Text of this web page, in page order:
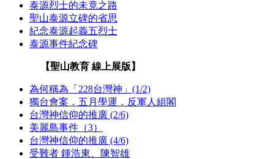
泰源烈士的未竟之路
聖山泰源立碑的省思
紀念泰源起義五烈士
泰源事件紀念碑
【聖山教育 線上展版】
為何稱為「228台灣神」(1/2)
獨台會案．五月學運．反軍人組閣
台灣神信仰的推廣 (2/6)
美麗島事件（3）
台灣神信仰的推廣 (4/6)
受難者 鍾浩東、陳智雄